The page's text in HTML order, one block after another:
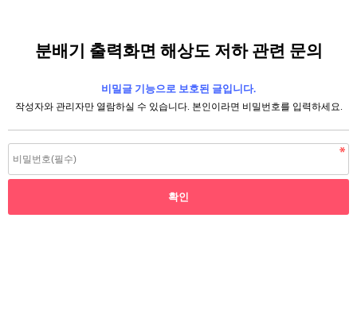
분배기 출력화면 해상도 저하 관련 문의
비밀글 기능으로 보호된 글입니다.
작성자와 관리자만 열람하실 수 있습니다. 본인이라면 비밀번호를 입력하세요.